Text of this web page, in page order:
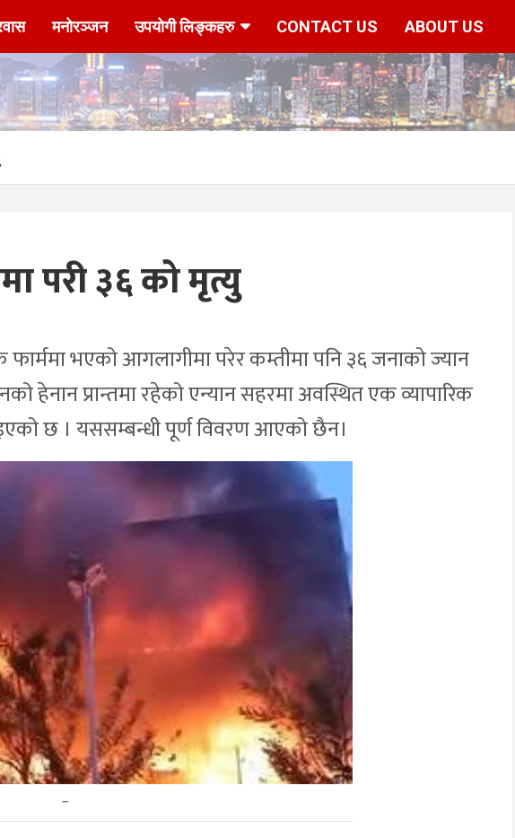
पहिलो
मनोरञ्जन उपयोगी लिङ्कहरु CONTACT US ABOUT US
परी ३६ को मृत्यु
भएको आगलागीमा परेर कम्तीमा पनि ३६ जनाको ज्यान
हेनान प्रान्तमा रहेको एन्यान सहरमा अवस्थित एक व्यापारिक
छ । यससम्बन्धी पूर्ण विवरण आएको छैन।
–